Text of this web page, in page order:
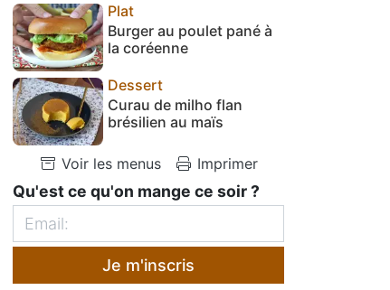
Plat
Burger au poulet pané à
la coréenne
Dessert
Curau de milho flan
brésilien au maïs
Voir les menus Imprimer
Qu'est ce qu'on mange ce soir ?
Je m'inscris